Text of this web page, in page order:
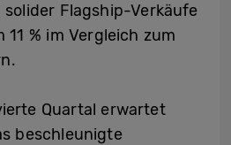
Flagship-Verkäufe
11 % im Vergleich zum
Quartal erwartet
beschleunigte